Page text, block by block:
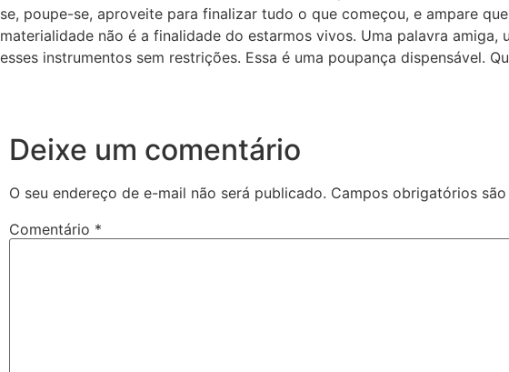
se, poupe-se, aproveite para finalizar tudo o que começou, e ampare
materialidade não é a finalidade do estarmos vivos. Uma palavra
esses instrumentos sem restrições. Essa é uma poupança dispensável.
Deixe um comentário
O seu endereço de e-mail não será publicado. Campos obrigatórios
Comentário *